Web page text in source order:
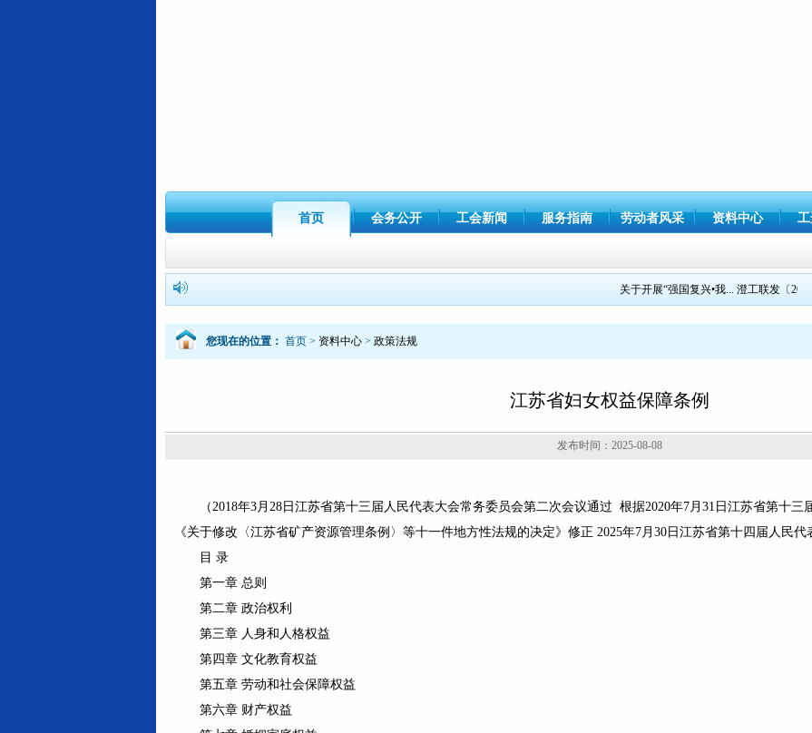
首页 会务公开 工会新闻 服务指南 劳动者风采 资料中心
关于开展“强国复兴•我... 澄工联发〔2021〕
您现在的位置： 首页 > 资料中心 > 政策法规
江苏省妇女权益保障条例
发布时间：2025-08-08
（2018年3月28日江苏省第十三届人民代表大会常务委员会第二次会议通过 根据2020年7月31日江苏省第十
《关于修改〈江苏省矿产资源管理条例〉等十一件地方性法规的决定》修正 2025年7月30日江苏省第十四届人民代
目 录
第一章 总则
第二章 政治权利
第三章 人身和人格权益
第四章 文化教育权益
第五章 劳动和社会保障权益
第六章 财产权益